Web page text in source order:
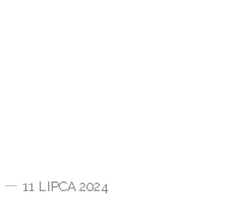
11 LIPCA 2024